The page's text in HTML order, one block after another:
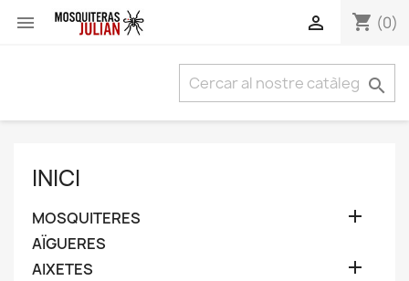
 shopping_cart (0)


INICI
MOSQUITERES 
AÏGUERES
AIXETES
